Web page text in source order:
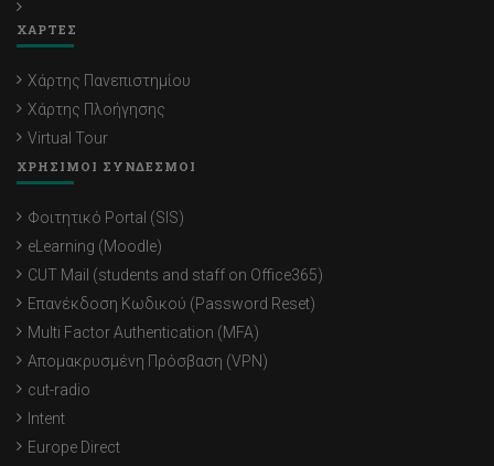
ΧΑΡΤΕΣ
Χάρτης Πανεπιστημίου
Χάρτης Πλοήγησης
Virtual Tour
ΧΡΗΣΙΜΟΙ ΣΥΝΔΕΣΜΟΙ
Φοιτητικό Portal (SIS)
eLearning (Moodle)
CUT Mail (students and staff on Office365)
Επανέκδοση Κωδικού (Password Reset)
Multi Factor Authentication (MFA)
Απομακρυσμένη Πρόσβαση (VPN)
cut-radio
Intent
Europe Direct